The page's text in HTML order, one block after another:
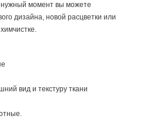
нужный момент вы можете
дизайна, новой расцветки или
вид и текстуру ткани